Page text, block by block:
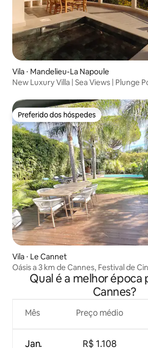
Vila ⋅ Mandelieu-La Napoule
New Luxury Villa | Sea Views | Plunge
Preferido dos hóspedes
Preferido dos hóspedes
Vila ⋅ Le Cannet
Oásis a 3 km de Cannes, Festival de
Qual é a melhor época
Cannes?
Mês
Jan.
Preço médio
R$ 1.108